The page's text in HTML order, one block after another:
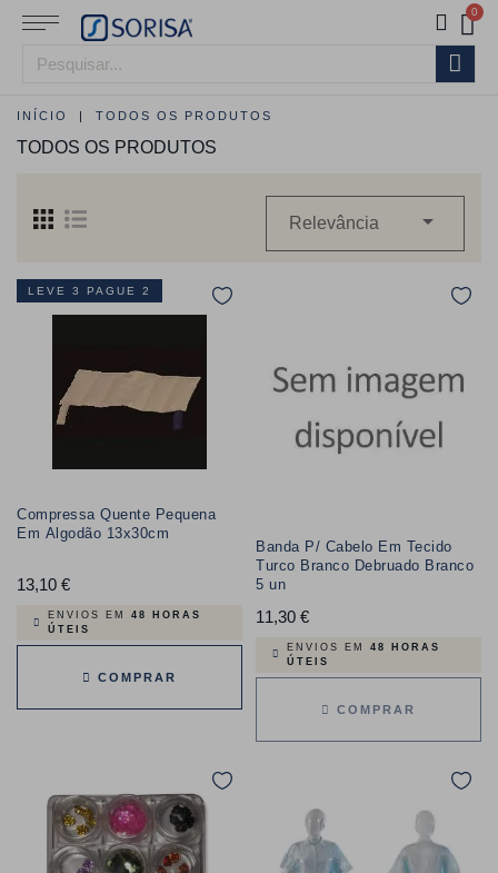
INÍCIO TODOS OS PRODUTOS
TODOS OS PRODUTOS
Relevância 
LEVE 3 PAGUE 2
Compressa Quente Pequena
Em Algodão 13x30cm
13,10 €Preço
ENVIOS EM 48 HORAS
ÚTEIS
COMPRAR
Banda P/ Cabelo Em Tecido
Turco Branco Debruado Branco
5 un
11,30 €Preço
ENVIOS EM 48 HORAS
ÚTEIS
COMPRAR